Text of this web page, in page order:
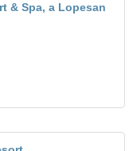
& Spa, a Lopesan